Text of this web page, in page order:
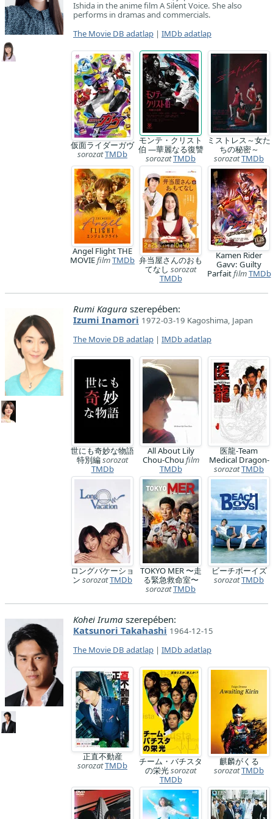
Ishida in the anime film A Silent Voice. She also
performs in dramas and commercials.
The Movie DB adatlap | IMDb adatlap
仮面ライダーガヴ
sorozatTMDb
モンテ・クリスト
伯 ―華麗なる復讐
sorozatTMDb
ミストレス～女た
ちの秘密～
sorozatTMDb
Angel Flight THE
MOVIEfilmTMDb 弁当屋さんのおも
てなし sorozat
TMDb
Kamen Rider
Gavv: Guilty
ParfaitfilmTMDb
Rumi Kagura szerepében:
Izumi Inamori 1972-03-19 Kagoshima, Japan
The Movie DB adatlap | IMDb adatlap
世にも奇妙な物語
特別編sorozat
TMDb
All About Lily
Chou-Chou film
TMDb
医龍-Team
Medical Dragon-
sorozatTMDb
ロングバケーショ
ン sorozatTMDb
TOKYO MER 〜走
る緊急救命室〜
sorozatTMDb
ビーチボーイズ
sorozatTMDb
Kohei Iruma szerepében:
Katsunori Takahashi 1964-12-15
The Movie DB adatlap | IMDb adatlap
正直不動産
sorozatTMDb
チーム・バチスタ
の栄光sorozat
TMDb
麒麟がくる
sorozatTMDb